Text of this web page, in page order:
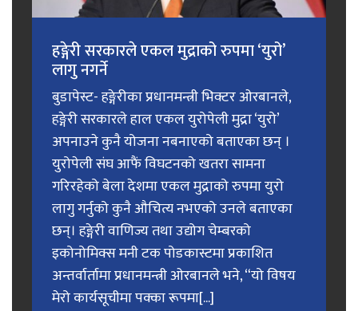
हङ्गेरी सरकारले एकल मुद्राको रुपमा ‘युरो’
लागु नगर्ने
बुडापेस्ट- हङ्गेरीका प्रधानमन्त्री भिक्टर ओरबानले,
हङ्गेरी सरकारले हाल एकल युरोपेली मुद्रा ‘युरो’
अपनाउने कुनै योजना नबनाएको बताएका छन् ।
युरोपेली संघ आफैं विघटनको खतरा सामना
गरिरहेको बेला देशमा एकल मुद्राको रुपमा युरो
लागु गर्नुको कुनै औचित्य नभएको उनले बताएका
छन्। हङ्गेरी वाणिज्य तथा उद्योग चेम्बरको
इकोनोमिक्स मनी टक पोडकास्टमा प्रकाशित
अन्तर्वार्तामा प्रधानमन्त्री ओरबानले भने, “यो विषय
मेरो कार्यसूचीमा पक्का रूपमा[...]